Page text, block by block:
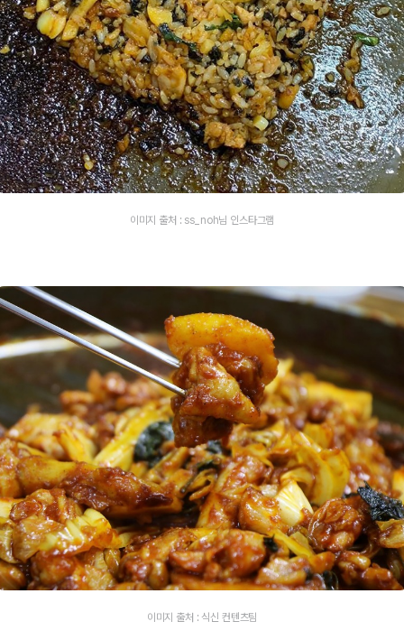
이미지 출처 : ss_noh님 인스타그램
이미지 출처 : 식신 컨텐츠팀